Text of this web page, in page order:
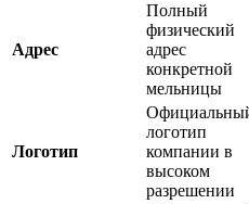
Адрес
Полный
физический
адрес
конкретной
мельницы
Логотип
логотип
компании в
высоком
разрешении